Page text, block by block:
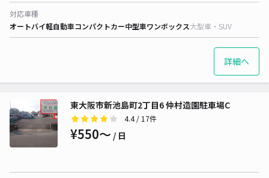
対応車種
オートバイ軽自動車コンパクトカー中型車ワンボックス大型車・SUV
詳細へ
東大阪市新池島町2丁目6 仲村造園駐車場C
4.4/ 17件
¥550〜 / 日